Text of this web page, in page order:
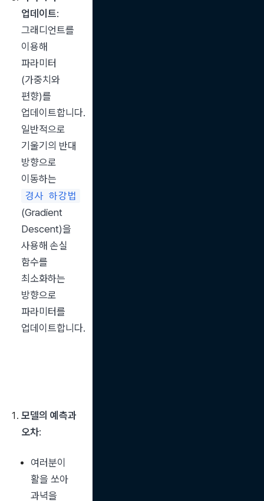
업데이트:
그래디언트를
이용해
파라미터
(가중치와
편향)를
업데이트합니다.
일반적으로
기울기의 반대
방향으로
경사 하강법
(Gradient
Descent)을
사용해 손실
함수를
최소화하는
방향으로
파라미터를
업데이트합니다.
모델의 예측과
오차:
여러분이
활을 쏘아
과녁을